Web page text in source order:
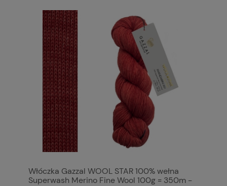
Włóczka Gazzal WOOL STAR 100% wełna
Superwash Merino Fine Wool 100g = 350m -